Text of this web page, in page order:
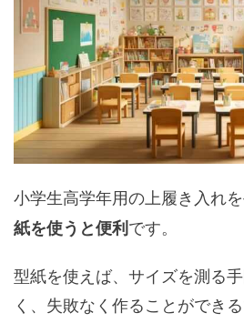
小学生高学年用の上履き入れを
紙を使うと便利です。
型紙を使えば、サイズを測る
く、失敗なく作ることができる